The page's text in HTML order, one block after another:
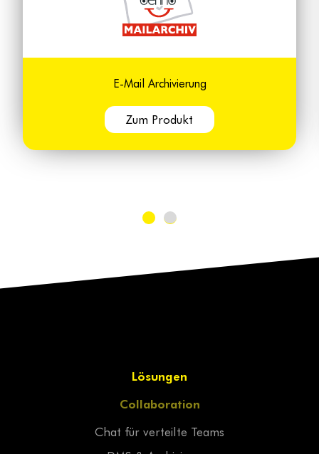
E-Mail Archivierung
Zum Produkt
Lösungen
Collaboration
Chat für verteilte Teams